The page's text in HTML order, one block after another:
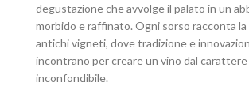
degustazione che avvolge il palato in un
morbido e raffinato. Ogni sorso racconta
antichi vigneti, dove tradizione e
incontrano per creare un vino dal
inconfondibile.